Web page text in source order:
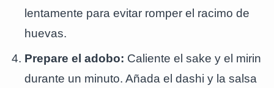
lentamente para evitar romper el racimo de
huevas.
Prepare el adobo: Caliente el sake y el mirin
durante un minuto. Añada el dashi y la salsa